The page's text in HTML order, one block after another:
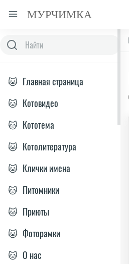
МУРЧИМКА
🐱 Главная страница
🐱 Котовидео
🐱 Кототема
🐱 Котолитература
🐱 Клички имена
🐱 Питомники
🐱 Приюты
🐱 Фоторамки
🐱 О нас